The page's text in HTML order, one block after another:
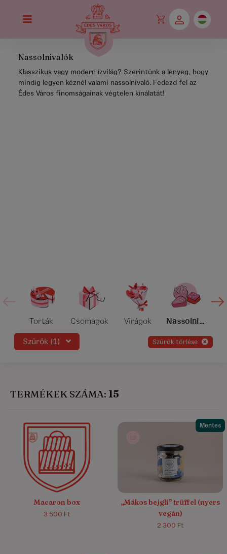
Nassolnivalók
Klasszikus vagy modern ízvilág? Szerintünk a lényeg, hogy
mindig legyen kéznél valami nassolnivaló. Fedezd fel az
Édes Város finomságainak végtelen kínálatát!
Torták Csomagok Virágok Nassolnivalók
Szűrők (1) szűrők törlése
TERMÉKEK SZÁMA: 15
Macaron box
3 500 Ft
Mentes
„Mákos bejgli” trüffel (nyers
vegán)
2 300 Ft